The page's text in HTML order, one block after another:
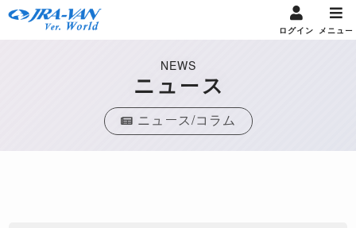
ログイン メニュー
NEWS
ニュース
ニュース/コラム